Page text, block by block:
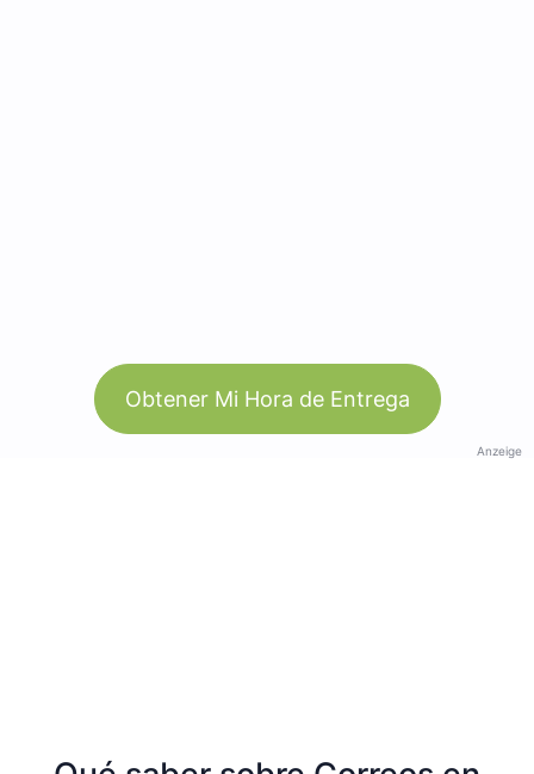
Obtener Mi Hora de Entrega
Anzeige